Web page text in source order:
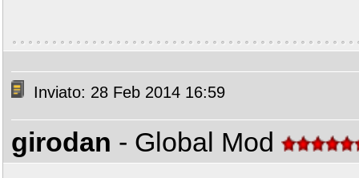
Inviato: 28 Feb 2014 16:59
girodan - Global Mod